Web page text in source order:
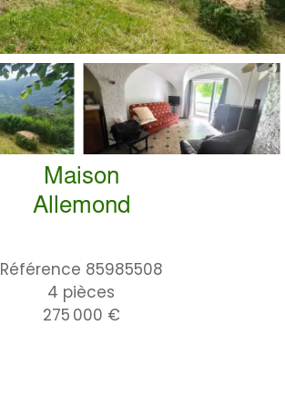
Maison
Allemond
Référence 85985508
4 pièces
275 000 €